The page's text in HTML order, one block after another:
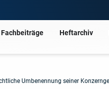
Fachbeiträge Heftarchiv
Umbenennung seiner